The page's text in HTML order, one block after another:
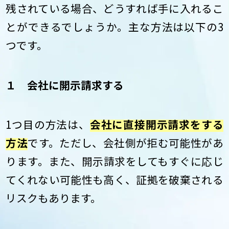
残されている場合、どうすれば手に入れるこ
とができるでしょうか。主な方法は以下の3
つです。
１ 会社に開示請求する
1つ目の方法は、 会社に直接開示請求をする
方法です。ただし、会社側が拒む可能性があ
ります。また、開示請求をしてもすぐに応じ
てくれない可能性も高く、証拠を破棄される
リスクもあります。